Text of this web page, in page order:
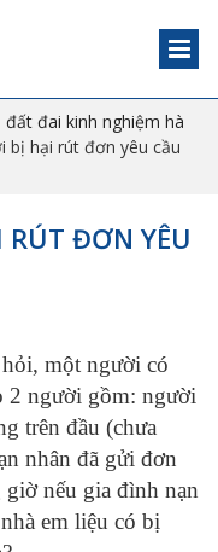
đai kinh nghiệm hà
bị hại rút đơn yêu cầu
ĐƠN YÊU
một người có
2 người gồm: người
trên đầu (chưa
nhân đã gửi đơn
nếu gia đình nạn
em liệu có bị